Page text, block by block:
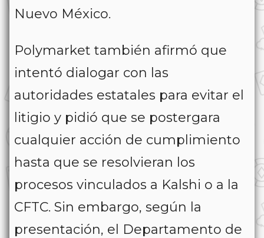
Nuevo México.
Polymarket también afirmó que
intentó dialogar con las
autoridades estatales para evitar el
litigio y pidió que se postergara
cualquier acción de cumplimiento
hasta que se resolvieran los
procesos vinculados a Kalshi o a la
CFTC. Sin embargo, según la
presentación, el Departamento de